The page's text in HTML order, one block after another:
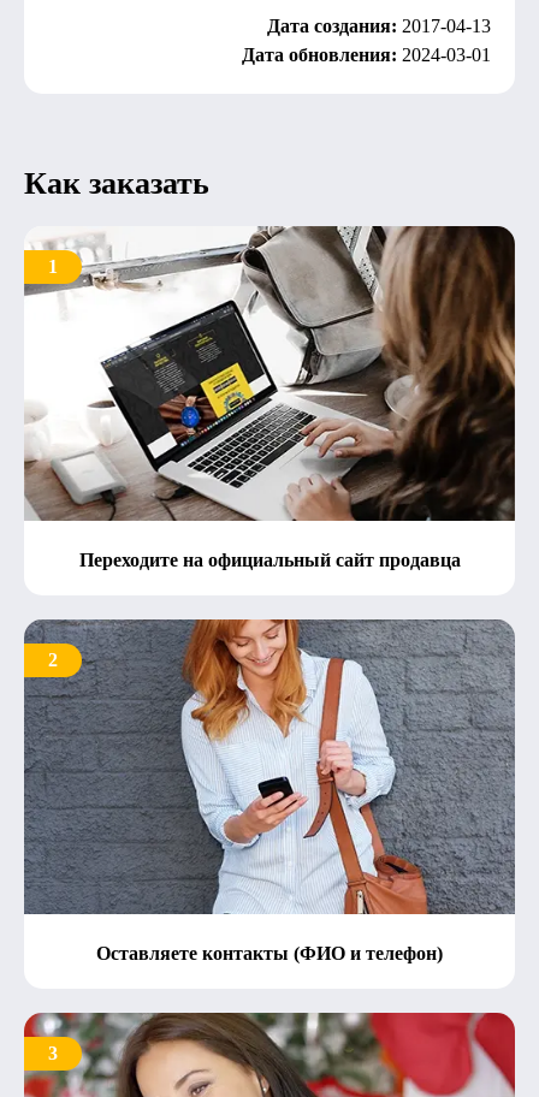
Дата создания: 2017-04-13
Дата обновления: 2024-03-01
Как заказать
1
Переходите на официальный сайт продавца
2
Оставляете контакты (ФИО и телефон)
3